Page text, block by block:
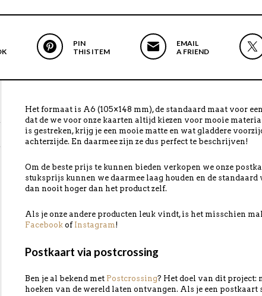
PIN
THIS ITEM
EMAIL
A FRIEND
Het formaat is A6 (105×148 mm), de standaard maat voor
dat de we voor onze kaarten altijd kiezen voor mooie
is gestreken, krijg je een mooie matte en wat gladdere
achterzijde. En daarmee zijn ze dus perfect te beschrijven!
Om de beste prijs te kunnen bieden verkopen we onze
stuksprijs kunnen we daarmee laag houden en de
dan nooit hoger dan het product zelf.
Als je onze andere producten leuk vindt, is het misschien
Facebook of Instagram!
Postkaart via postcrossing
Ben je al bekend met Postcrossing? Het doel van dit project:
hoeken van de wereld laten ontvangen. Als je een postkaart